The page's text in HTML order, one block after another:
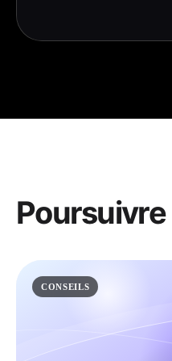
CONSEILS